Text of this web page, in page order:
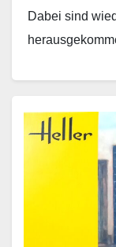
Dabei sind